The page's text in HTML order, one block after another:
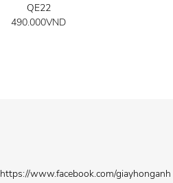
QE22
490.000VND
https://www.facebook.com/giayhonganh